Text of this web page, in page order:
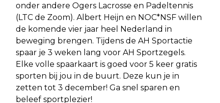
onder andere Ogers Lacrosse en Padeltennis
(LTC de Zoom). Albert Heijn en NOC*NSF willen
de komende vier jaar heel Nederland in
beweging brengen. Tijdens de AH Sportactie
spaar je 3 weken lang voor AH Sportzegels.
Elke volle spaarkaart is goed voor 5 keer gratis
sporten bij jou in de buurt. Deze kun je in
zetten tot 3 december! Ga snel sparen en
beleef sportplezier!